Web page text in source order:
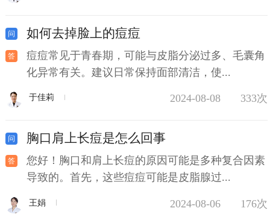
如何去掉脸上的痘痘
痘痘常见于青春期，可能与皮脂分泌过多、毛囊角
化异常有关。建议日常保持面部清洁，使...
于佳莉 2024-08-08 333次
胸口肩上长痘是怎么回事
您好！胸口和肩上长痘的原因可能是多种复合因素
导致的。首先，这些痘痘可能是皮脂腺过...
王娟 2024-08-06 176次